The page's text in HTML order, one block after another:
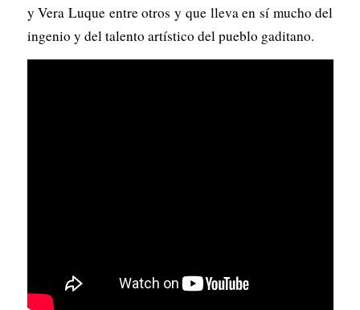
y Vera Luque entre otros y que lleva en sí mucho del
ingenio y del talento artístico del pueblo gaditano.